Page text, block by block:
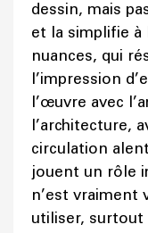
dessin, mais
et la simplifie à
nuances, qui
l’impression
l’œuvre avec
l’architecture,
circulation
jouent un rôle
n’est vraiment
utiliser, surtout